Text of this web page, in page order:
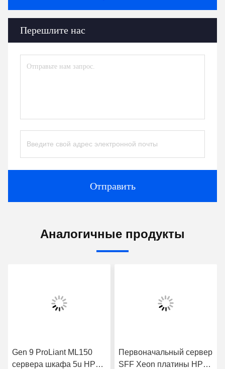
Перешлите нас
Отправить
Аналогичные продукты
Gen 9 ProLiant ML150
сервера шкафа 5u HPE
Первоначальный сервер
SFF Xeon платины HPE